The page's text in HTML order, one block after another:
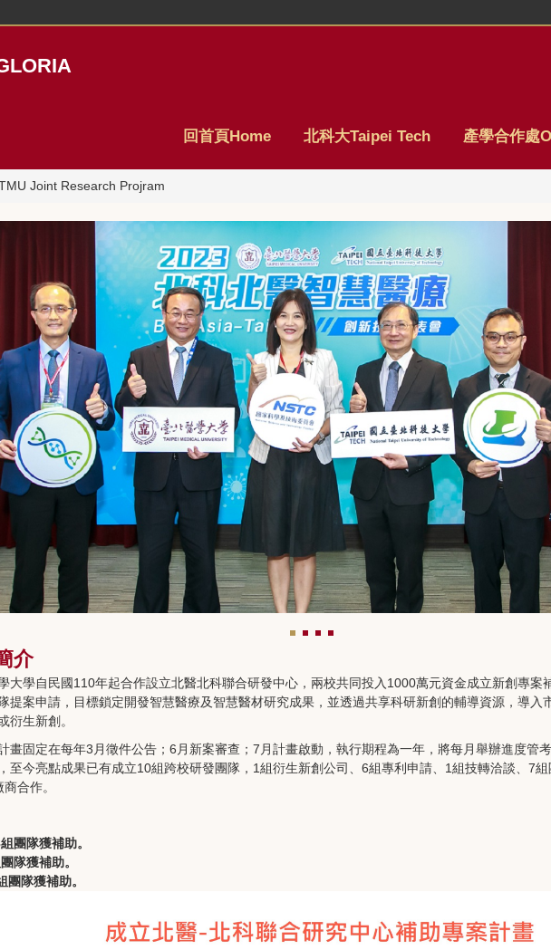
回首頁Home 北科大Taipei Tech 產學合作處
Joint Research Projram
介
大學自民國110年起合作設立北醫北科聯合研發中心，兩校共同投入1000萬元資金成立新創專
提案申請，目標鎖定開發智慧醫療及智慧醫材研究成果，並透過共享科研新創的輔導資源，導
衍生新創。
畫固定在每年3月徵件公告；6月新案審查；7月計畫啟動，執行期程為一年，將每月舉辦進度管
至今亮點成果已有成立10組跨校研發團隊，1組衍生新創公司、6組專利申請、1組技轉洽談、7
合作。
團隊獲補助。
隊獲補助。
隊獲補助。